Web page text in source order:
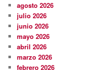
agosto 2026
julio 2026
junio 2026
mayo 2026
abril 2026
marzo 2026
febrero 2026